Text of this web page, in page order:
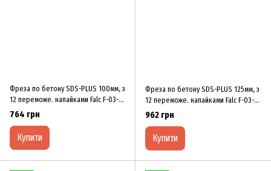
Фреза по бетону SDS-PLUS 100мм, з
12 переможе. напайками Falc F-03-
254
764 грн
Купити
Фреза по бетону SDS-PLUS 125мм, з
12 переможе. напайками Falc F-03-
258
962 грн
Купити